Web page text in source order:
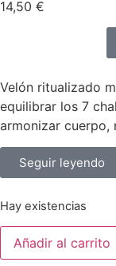
14,50 €
Velón ritualizado
equilibrar los 7
armonizar cuerpo,
Seguir leyendo
Hay existencias
Añadir al carrito